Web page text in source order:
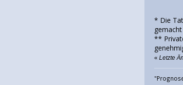
* Die
**
«Letzte